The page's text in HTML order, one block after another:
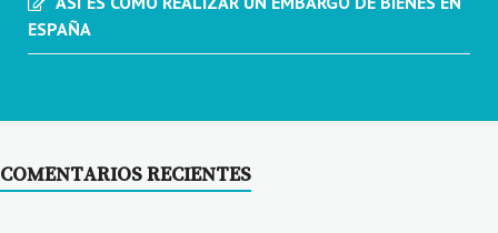
ESPAÑA
COMENTARIOS RECIENTES